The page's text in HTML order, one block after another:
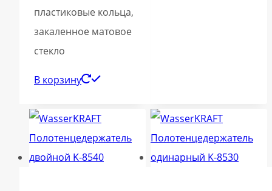
пластиковые кольца,
закаленное матовое
стекло
В корзину